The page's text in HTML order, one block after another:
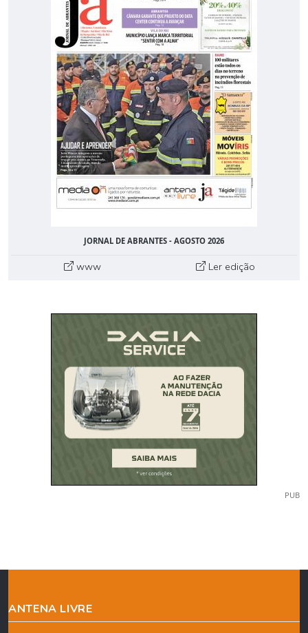
JORNAL DE ABRANTES - AGOSTO 2026
www Ler edição
PUB
ANTENA LIVRE